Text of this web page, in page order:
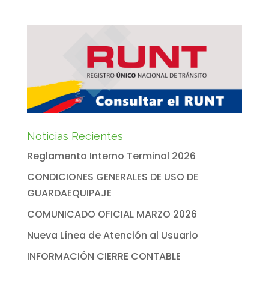
Noticias Recientes
Reglamento Interno Terminal 2026
CONDICIONES GENERALES DE USO DE
GUARDAEQUIPAJE
COMUNICADO OFICIAL MARZO 2026
Nueva Línea de Atención al Usuario
INFORMACIÓN CIERRE CONTABLE